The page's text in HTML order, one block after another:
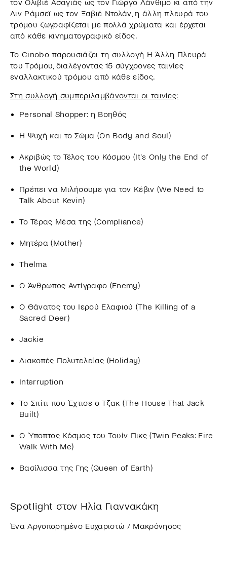
τον Ολιβιέ Ασαγιάς ως τον Γιώργο Λάνθιμο κι από την
Λιν Ράμσεϊ ως τον Ξαβιέ Ντολάν, η άλλη πλευρά του
τρόμου ζωγραφίζεται με πολλά χρώματα και έρχεται
από κάθε κινηματογραφικό είδος.
Το Cinobo παρουσιάζει τη συλλογή Η Άλλη Πλευρά
του Τρόμου, διαλέγοντας 15 σύγχρονες ταινίες
εναλλακτικού τρόμου από κάθε είδος.
Στη συλλογή συμπεριλαμβάνονται οι ταινίες:
Personal Shopper: η Βοηθός
Η Ψυχή και το Σώμα (On Body and Soul)
Ακριβώς το Τέλος του Κόσμου (It’s Only the End of
the World)
Πρέπει να Μιλήσουμε για τον Κέβιν (We Need to
Talk About Kevin)
Το Τέρας Μέσα της (Compliance)
Μητέρα (Mother)
Thelma
Ο Άνθρωπος Αντίγραφο (Enemy)
Ο Θάνατος του Ιερού Ελαφιού (The Killing of a
Sacred Deer)
Jackie
Διακοπές Πολυτελείας (Holiday)
Interruption
Το Σπίτι που Έχτισε ο Τζακ (The House That Jack
Built)
Ο Ύποπτος Κόσμος του Τουίν Πικς (Twin Peaks: Fire
Walk With Me)
Βασίλισσα της Γης (Queen of Earth)​
Spotlight στον Ηλία Γιαννακάκη
Ένα Αργοπορημένο Ευχαριστώ / Μακρόνησος